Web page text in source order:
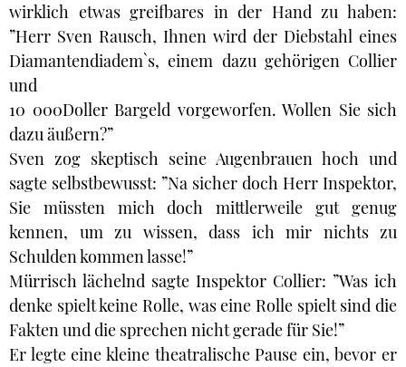
wirklich etwas greifbares in der Hand zu haben:
”Herr Sven Rausch, Ihnen wird der Diebstahl eines
Diamantendiadem`s, einem dazu gehörigen Collier
und
10 000Doller Bargeld vorgeworfen. Wollen Sie sich
dazu äußern?”
Sven zog skeptisch seine Augenbrauen hoch und
sagte selbstbewusst: ”Na sicher doch Herr Inspektor,
Sie müssten mich doch mittlerweile gut genug
kennen, um zu wissen, dass ich mir nichts zu
Schulden kommen lasse!”
Mürrisch lächelnd sagte Inspektor Collier: ”Was ich
denke spielt keine Rolle, was eine Rolle spielt sind die
Fakten und die sprechen nicht gerade für Sie!”
Er legte eine kleine theatralische Pause ein, bevor er